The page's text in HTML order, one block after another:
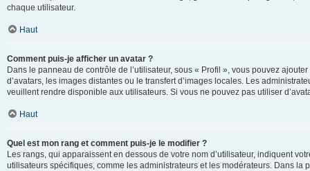
chaque utilisateur.
Haut
Comment puis-je afficher un avatar ?
Dans le panneau de contrôle de l’utilisateur, sous « Profil », vous pouvez
d’avatars, les images distantes ou le transfert d’images locales. Les
veuillent rendre disponible aux utilisateurs. Si vous ne pouvez pas utiliser
Haut
Quel est mon rang et comment puis-je le modifier ?
Les rangs, qui apparaissent en dessous de votre nom d’utilisateur, indiquent
utilisateurs spécifiques, comme les administrateurs et les modérateurs. Dans